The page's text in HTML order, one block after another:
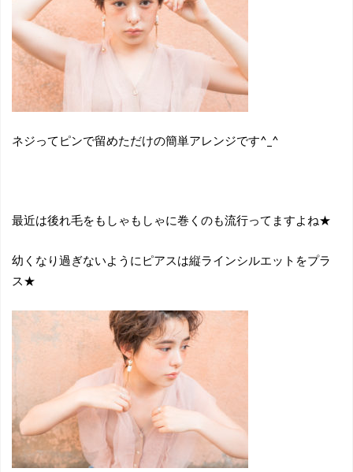
ネジってピンで留めただけの簡単アレンジです^_^
最近は後れ毛をもしゃもしゃに巻くのも流行ってますよね★
幼くなり過ぎないようにピアスは縦ラインシルエットをプラ
ス★